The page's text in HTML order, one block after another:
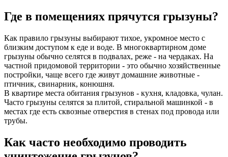
Где в помещениях прячутся грызуны?
Как правило грызуны выбирают тихое, укромное место с
близким доступом к еде и воде. В многоквартирном доме
грызуны обычно селятся в подвалах, реже - на чердаках. На
частной придомовой территории - это обычно хозяйственные
постройки, чаще всего где живут домашние животные -
птичник, свинарник, конюшня.
В квартире места обитания грызунов - кухня, кладовка, чулан.
Часто грызуны селятся за плитой, стиральной машинкой - в
местах где есть сквозные отверстия в стенах под провода или
трубы.
Как часто необходимо проводить